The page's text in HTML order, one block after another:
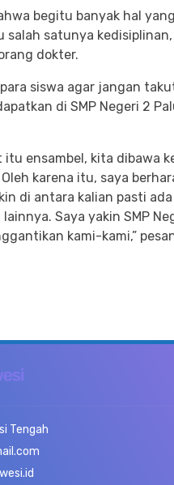
begitu banyak hal
salah satunya
dokter.
siswa agar jangan
di SMP Negeri 2
itu ensambel, kita dibawa
karena itu, saya
di antara kalian pasti
Saya yakin SMP
kami-kami,”
Tengah